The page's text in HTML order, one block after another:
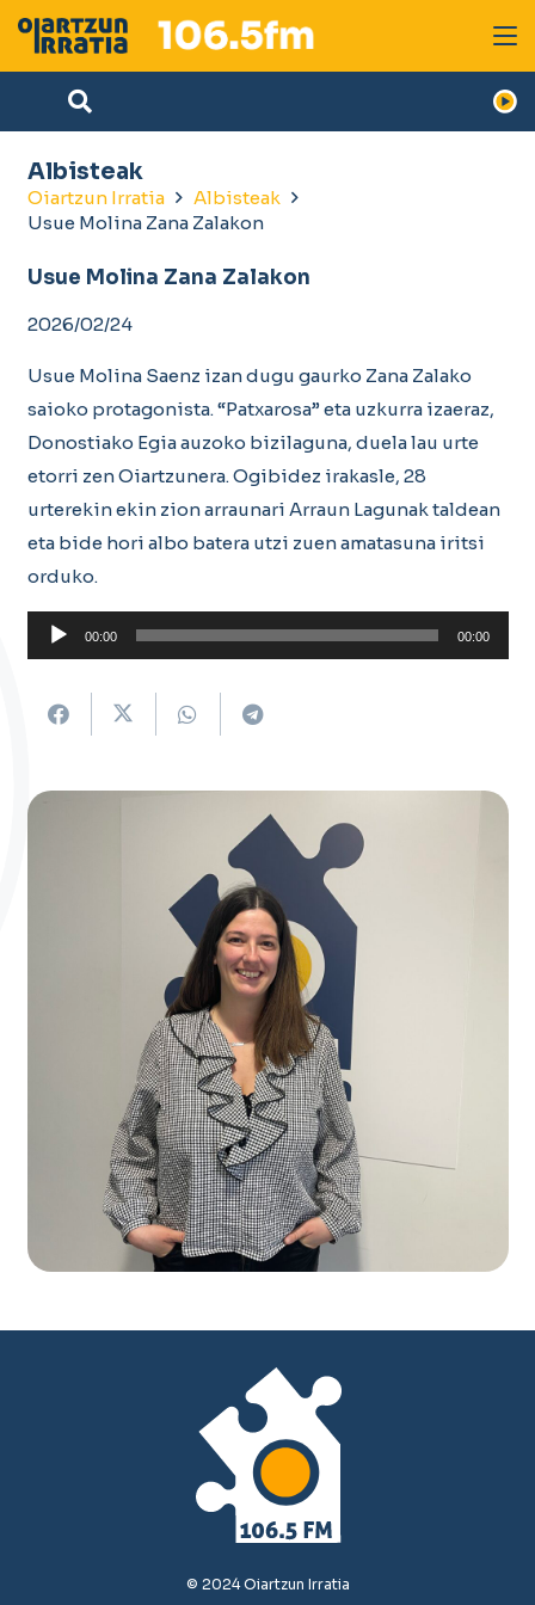
Albisteak
Oiartzun Irratia
Albisteak
Usue Molina Zana Zalakon
Usue Molina Zana Zalakon
2026/02/24
Usue Molina Saenz izan dugu gaurko Zana Zalako
saioko protagonista. “Patxarosa” eta uzkurra izaeraz,
Donostiako Egia auzoko bizilaguna, duela lau urte
etorri zen Oiartzunera. Ogibidez irakasle, 28
urterekin ekin zion arraunari Arraun Lagunak taldean
eta bide hori albo batera utzi zuen amatasuna iritsi
orduko.
Soinu
erreproduzigailua
00:00 00:00
© 2024 Oiartzun Irratia